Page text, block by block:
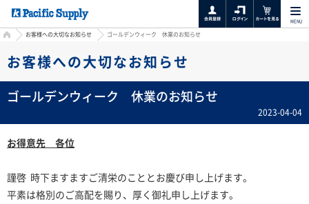
MENU
HOMEお客様への大切なお知らせ ゴールデンウィーク 休業のお知らせ
お客様への大切なお知らせ
ゴールデンウィーク 休業のお知らせ
2023-04-04
お得意先 各位
謹啓 時下ますますご清栄のこととお慶び申し上げます。
平素は格別のご高配を賜り、厚く御礼申し上げます。